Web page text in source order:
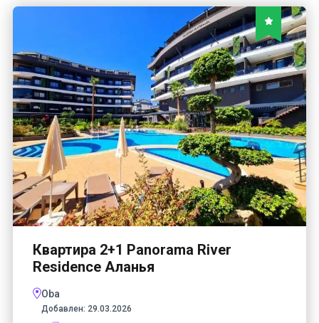
Квартира 2+1 Panorama River
Residence Аланья
Oba
Добавлен: 29.03.2026